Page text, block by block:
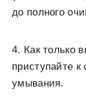
до полного
4. Как только
приступайте
умывания.